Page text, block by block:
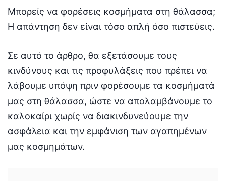
Μπορείς να φορέσεις κοσμήματα στη θάλασσα;
Η απάντηση δεν είναι τόσο απλή όσο πιστεύεις.
Σε αυτό το άρθρο, θα εξετάσουμε τους
κινδύνους και τις προφυλάξεις που πρέπει να
λάβουμε υπόψη πριν φορέσουμε τα κοσμήματά
μας στη θάλασσα, ώστε να απολαμβάνουμε το
καλοκαίρι χωρίς να διακινδυνεύουμε την
ασφάλεια και την εμφάνιση των αγαπημένων
μας κοσμημάτων.